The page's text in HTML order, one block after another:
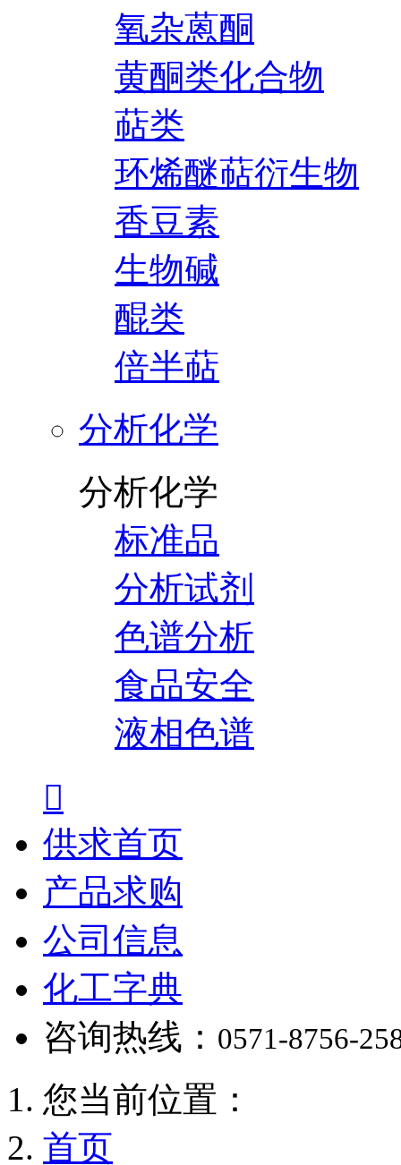
氧杂蒽酮
黄酮类化合物
萜类
环烯醚萜衍生物
香豆素
生物碱
醌类
倍半萜
分析化学
分析化学
标准品
分析试剂
色谱分析
食品安全
液相色谱

供求首页
产品求购
公司信息
化工字典
咨询热线： 0571-8756-
您当前位置：
首页